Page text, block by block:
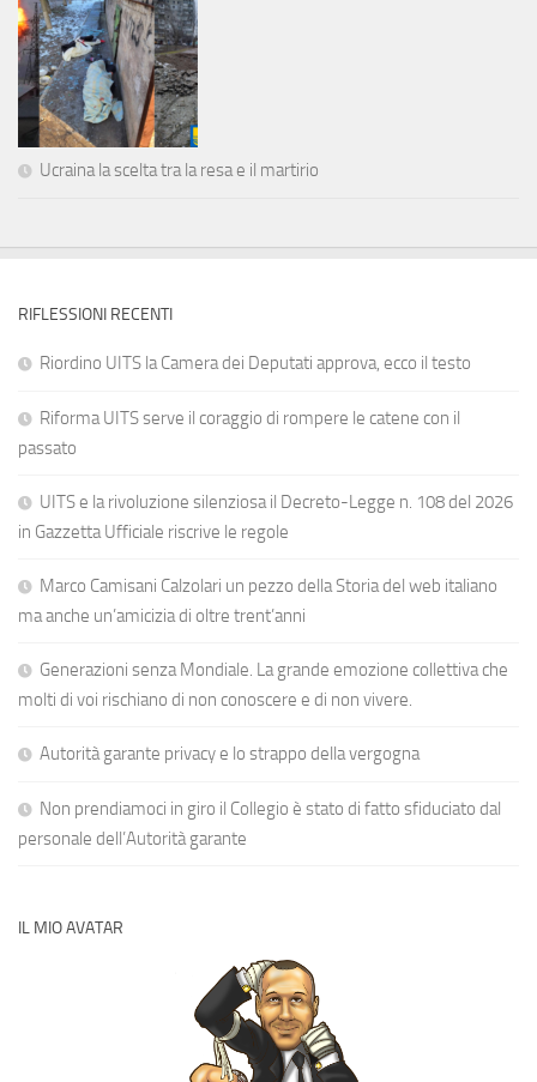
Ucraina la scelta tra la resa e il martirio
RIFLESSIONI RECENTI
Riordino UITS la Camera dei Deputati approva, ecco il testo
Riforma UITS serve il coraggio di rompere le catene con il
passato
UITS e la rivoluzione silenziosa il Decreto-Legge n. 108 del 2026
in Gazzetta Ufficiale riscrive le regole
Marco Camisani Calzolari un pezzo della Storia del web italiano
ma anche un’amicizia di oltre trent’anni
Generazioni senza Mondiale. La grande emozione collettiva che
molti di voi rischiano di non conoscere e di non vivere.
Autorità garante privacy e lo strappo della vergogna
Non prendiamoci in giro il Collegio è stato di fatto sfiduciato dal
personale dell’Autorità garante
IL MIO AVATAR